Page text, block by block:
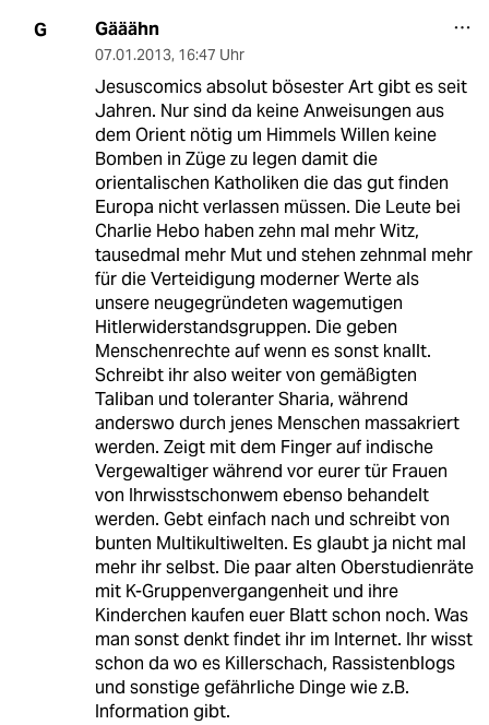
G Gääähn
07.01.2013, 16:47 Uhr
Jesuscomics absolut bösester Art gibt es seit
Jahren. Nur sind da keine Anweisungen aus
dem Orient nötig um Himmels Willen keine
Bomben in Züge zu legen damit die
orientalischen Katholiken die das gut finden
Europa nicht verlassen müssen. Die Leute bei
Charlie Hebo haben zehn mal mehr Witz,
tausedmal mehr Mut und stehen zehnmal mehr
für die Verteidigung moderner Werte als
unsere neugegründeten wagemutigen
Hitlerwiderstandsgruppen. Die geben
Menschenrechte auf wenn es sonst knallt.
Schreibt ihr also weiter von gemäßigten
Taliban und toleranter Sharia, während
anderswo durch jenes Menschen massakriert
werden. Zeigt mit dem Finger auf indische
Vergewaltiger während vor eurer tür Frauen
von Ihrwisstschonwem ebenso behandelt
werden. Gebt einfach nach und schreibt von
bunten Multikultiwelten. Es glaubt ja nicht mal
mehr ihr selbst. Die paar alten Oberstudienräte
mit K-Gruppenvergangenheit und ihre
Kinderchen kaufen euer Blatt schon noch. Was
man sonst denkt findet ihr im Internet. Ihr wisst
schon da wo es Killerschach, Rassistenblogs
und sonstige gefährliche Dinge wie z.B.
Information gibt.